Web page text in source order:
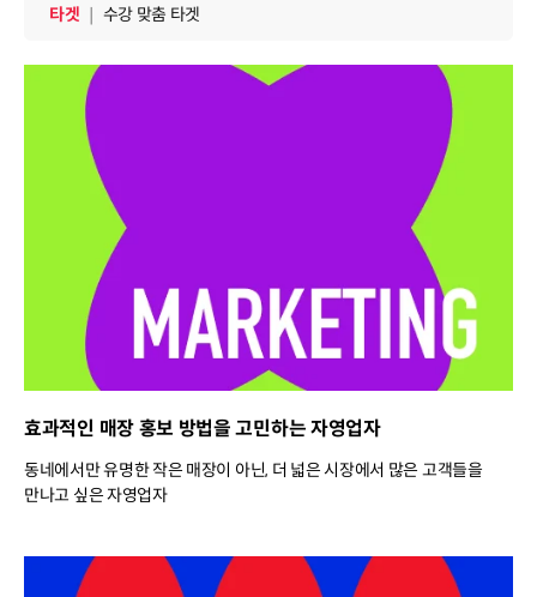
타겟 ｜ 수강 맞춤 타겟
효과적인 매장 홍보 방법을 고민하는 자영업자
동네에서만 유명한 작은 매장이 아닌, 더 넓은 시장에서 많은 고객들을
만나고 싶은 자영업자